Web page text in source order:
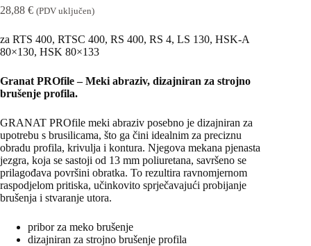
28,88 € (PDV uključen)
za RTS 400, RTSC 400, RS 400, RS 4, LS 130, HSK-A
80×130, HSK 80×133
Granat PROfile – Meki abraziv, dizajniran za strojno
brušenje profila.
GRANAT PROfile meki abraziv posebno je dizajniran za
upotrebu s brusilicama, što ga čini idealnim za preciznu
obradu profila, krivulja i kontura. Njegova mekana pjenasta
jezgra, koja se sastoji od 13 mm poliuretana, savršeno se
prilagođava površini obratka. To rezultira ravnomjernom
raspodjelom pritiska, učinkovito sprječavajući probijanje
brušenja i stvaranje utora.
pribor za meko brušenje
dizajniran za strojno brušenje profila